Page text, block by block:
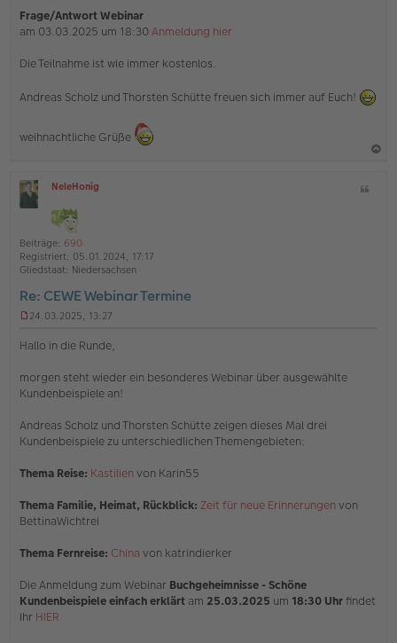
Frage/Antwort Webinar
am 03.03.2025 um 18:30Anmeldung hier
Die Teilnahme ist wie immer kostenlos.
Andreas Scholz und Thorsten Schütte freuen sich immer auf Euch!
weihnachtliche Grüße
ff
n
e
NeleHonig
Beiträge: 690
Registriert: 05.01.2024, 17:17
Gliedstaat: Niedersachsen
Re: CEWE Webinar Termine
g
l
e
n
e
B
t
r
g
24.03.2025, 13:27
Hallo in die Runde,
morgen steht wieder ein besonderes Webinar über ausgewählte
Kundenbeispiele an!
Andreas Scholz und Thorsten Schütte zeigen dieses Mal drei
Kundenbeispiele zu unterschiedlichen Themengebieten:
Thema Reise: Kastilienvon Karin55
Thema Familie, Heimat, Rückblick: Zeit für neue Erinnerungenvon
BettinaWichtrei
Thema Fernreise: China von katrindierker
Die Anmeldung zum Webinar Buchgeheimnisse - Schöne
Kundenbeispiele einfach erklärt am 25.03.2025 um 18:30 Uhrfindet
Ihr HIER